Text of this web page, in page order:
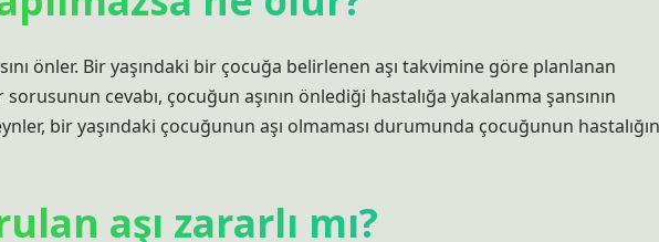
önler. Bir yaşındaki bir çocuğa belirlenen aşı takvimine göre planlanan
cevabı, çocuğun aşının önlediği hastalığa yakalanma şansının
bir yaşındaki çocuğunun aşı olmaması durumunda çocuğunun hastalığın
aşı zararlı mı?